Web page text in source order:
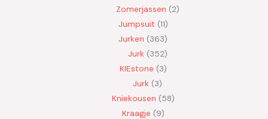
Zomerjassen 2
Jumpsuit 11
Jurken 363
Jurk 352
KIEstone 3
Jurk 3
Kniekousen 58
Kraagje 9